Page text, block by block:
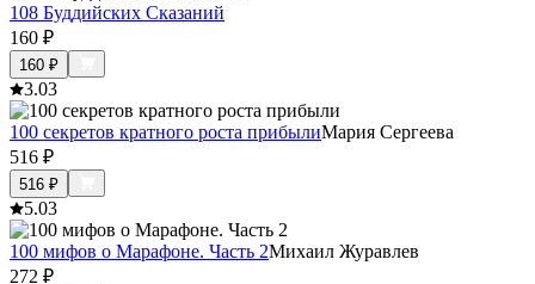
108 Буддийских Сказаний
160 ₽
160 ₽
3.03
100 секретов кратного роста прибылиМария Сергеева
516 ₽
516 ₽
5.03
100 мифов о Марафоне. Часть 2Михаил Журавлев
272 ₽